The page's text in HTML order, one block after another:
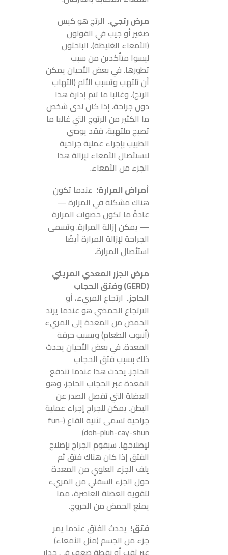
مرض رتجي. الرتج هو كيس
صغير أو جيب في القولون
(الأمعاء الغليظة). الباحثون
ليسوا متأكدين من سبب
تطورها. في بعض الأحيان يمكن
أن تلتهب وتسبب الألم (التهاب
الرتج). وغالبا ما تتم إدارة هذا
دون جراحة. إذا كان لدى شخص
ما الكثير من الرتوج التي غالبا ما
تصبح ملتهبة، فقد يوصي
الطبيب بإجراء عملية جراحية
لاستئصال الأمعاء لإزالة هذا
الجزء من الأمعاء.
أمراض المرارة؛ عندما تكون
هناك مشكلة في المرارة —
عادةً ما تكون حصوات المرارة
— يمكن إزالة المرارة. وتسمى
الجراحة لإزالة المرارة أيضًا
استئصال المرارة.
مرض الجزر المعدي المريئي
(GERD) وفتق الحجاب
الحاجز. ارتجاع المريء، أو
الارتجاع الحمضي هو عندما يرتد
الحمض من المعدة إلى المريء
(أنبوب الطعام) ويسبب حرقة
المعدة. في بعض الأحيان يحدث
ذلك بسبب فتق الحجاب
الحاجز. يحدث هذا عندما تندفع
المعدة عبر الحجاب الحاجز، وهو
العضلة التي تفصل الصدر عن
البطن. يمكن للجراح إجراء عملية
جراحية تسمى تثنية القاع (fun-
doh-pluh-cay-shun)
لإصلاحها. سيقوم الجراح بإصلاح
الفتق إذا كان هناك فتق ثم
يلف الجزء العلوي من المعدة
حول الجزء السفلي من المريء
لتقوية العضلة العاصرة، مما
يمنع الحمض من الخروج.
فتق؛ يحدث الفتق عندما يمر
جزء من الجسم (مثل الأمعاء)